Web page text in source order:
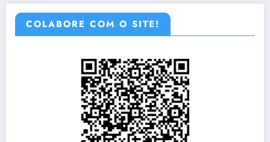
COLABORE COM O SITE!